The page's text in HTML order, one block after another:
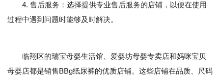
4. 售后服务：选择提供专业售后服务的店铺，以便在使用
过程中遇到问题时能够及时解决。
临翔区的瑞宝母婴生活馆、爱婴坊母婴专卖店和妈咪宝贝
母婴店都是销售BBg纸尿裤的优质店铺。这些店铺在品质、尺码